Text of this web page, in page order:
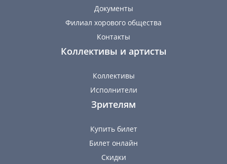
Документы
Филиал хорового общества
Контакты
Коллективы и артисты
Коллективы
Исполнители
Зрителям
Купить билет
Билет онлайн
Скидки